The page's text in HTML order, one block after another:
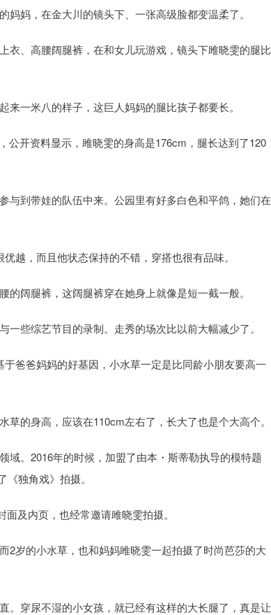
妈，在金大川的镜头下、一张高级脸都变温柔了。
衣、高腰阔腿裤，在和女儿玩游戏，镜头下雎晓雯的腿比
一米八的样子，这巨人妈妈的腿比孩子都要长。
公开资料显示，雎晓雯的身高是176cm，腿长达到了120
与到带娃的队伍中来。公园里有好多白色和平鸽，她们在
越，而且他状态保持的不错，穿搭也很有品味。
阔腿裤，这阔腿裤穿在她身上就像是短一截一般。
些综艺节目的录制。走秀的场次比以前大幅减少了。
爸爸妈妈的好基因，小水草一定是比同龄小朋友要高一
的身高，应该在110cm左右了，长大了也是个大高个。
域。2016年的时候，加盟了由本・斯蒂勒执导的模特题
独角戏》拍摄。
及内页，也经常邀请雎晓雯拍摄。
2岁的小水草，也和妈妈雎晓雯一起拍摄了时尚芭莎的大
。穿尿不湿的小女孩，就已经有这样的大长腿了，真是让